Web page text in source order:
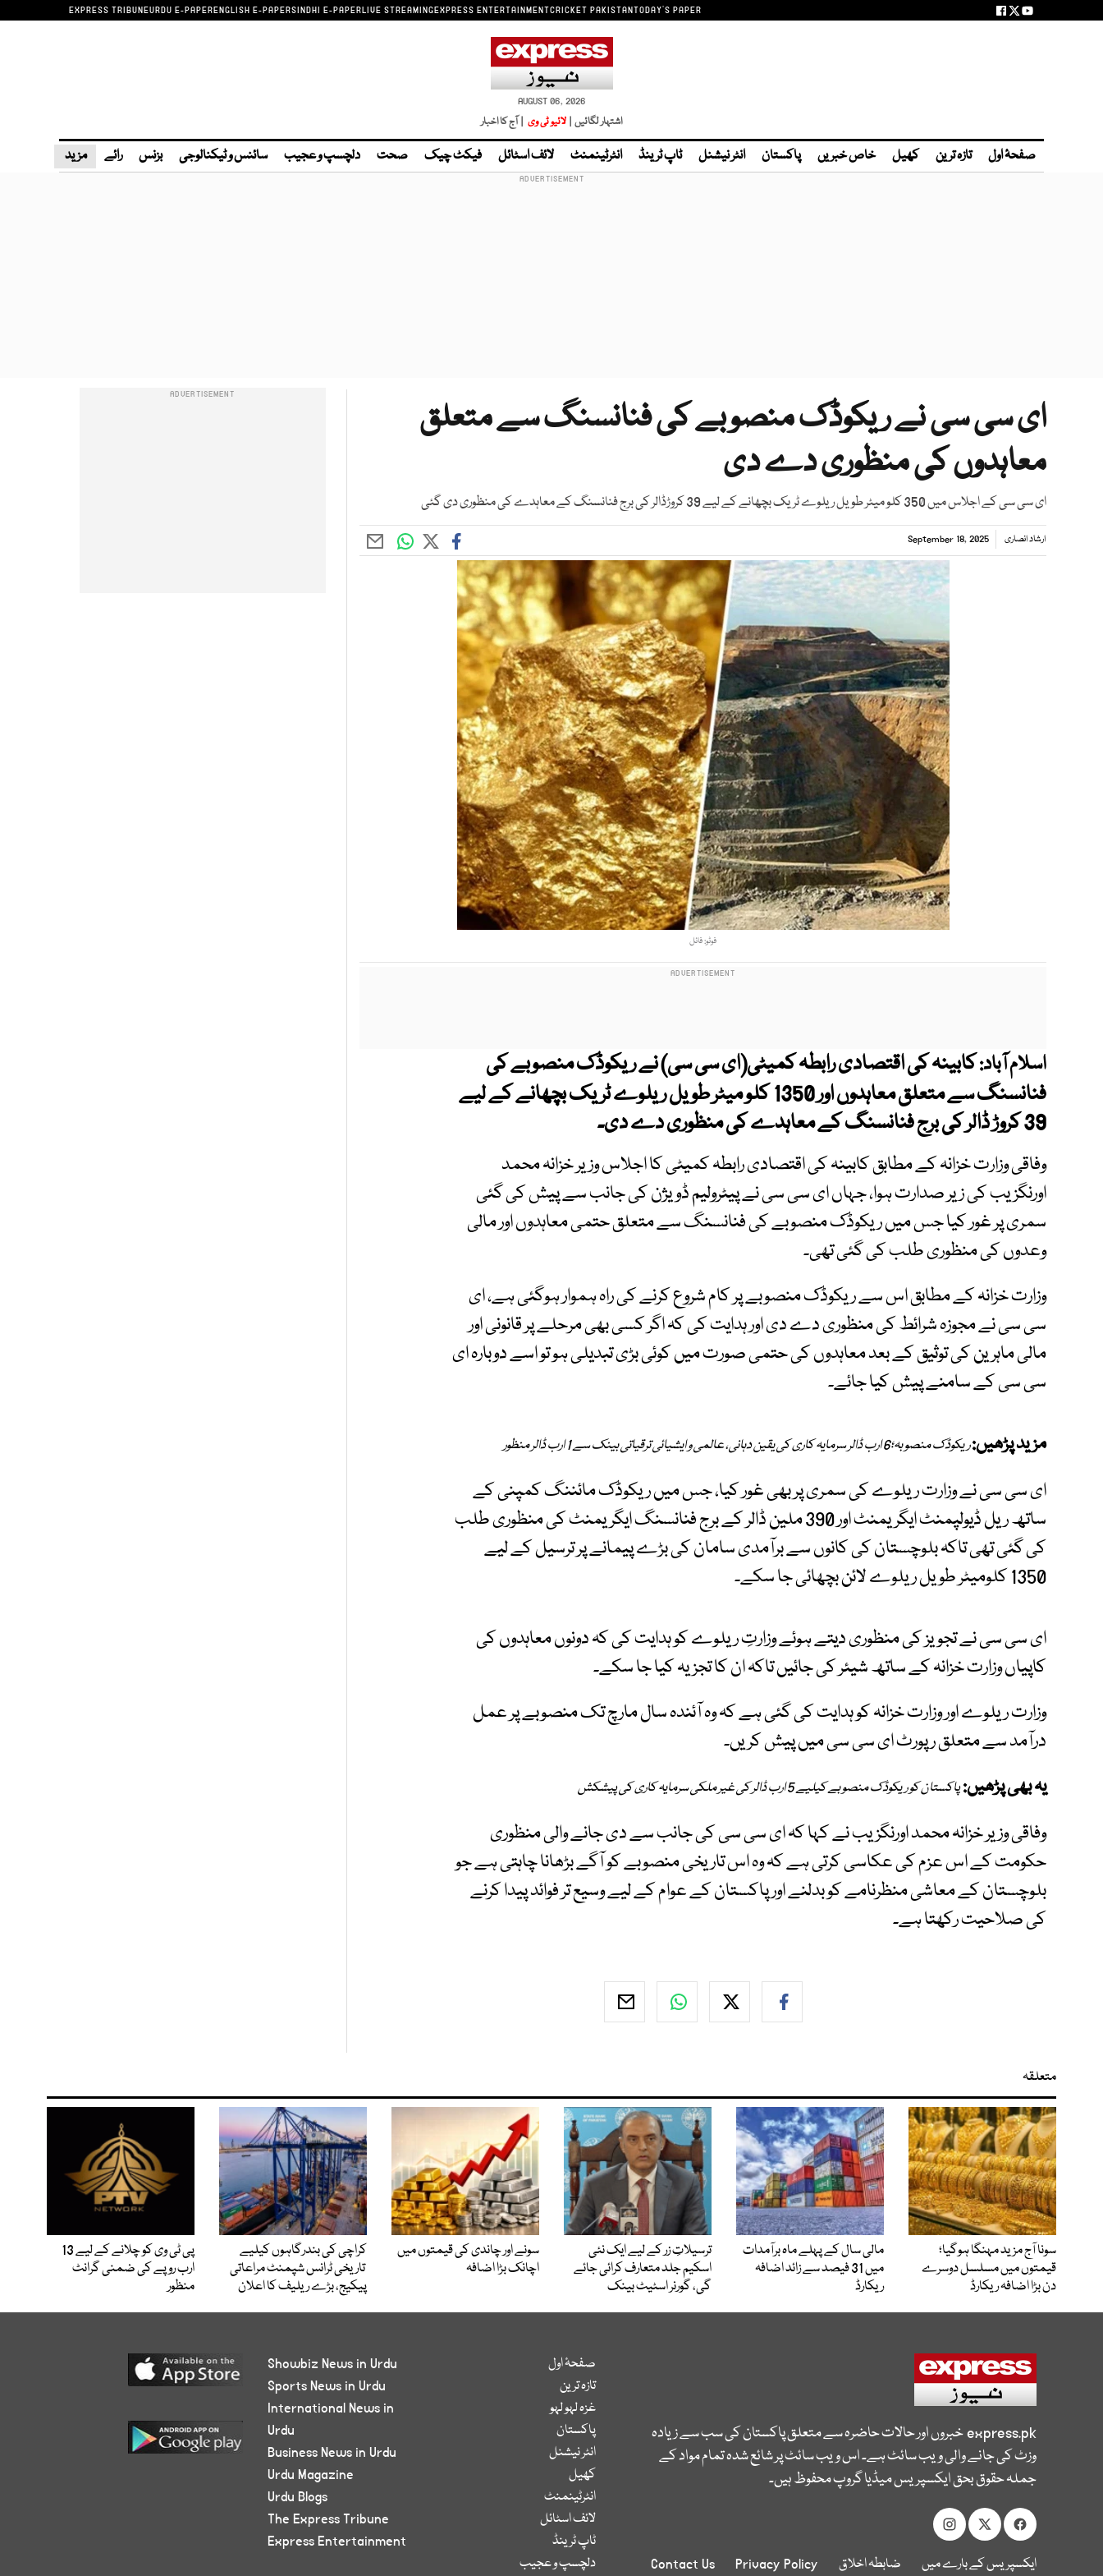
EXPRESS TRIBUNEURDU E-PAPERENGLISH E-PAPERSINDHI E-PAPERLIVE STREAMINGEXPRESS ENTERTAINMENTCRICKET PAKISTANTODAY'S PAPER
AUGUST 06, 2026
اشتہار لگائیں | لائیو ٹی وی | آج کا اخبار
صفحۂ اول تازہ ترین کھیل خاص خبریں پاکستان انٹر نیشنل ٹاپ ٹرینڈ انٹرٹینمنٹ لائف اسٹائل فیکٹ چیک صحت دلچسپ و عجیب سائنس و ٹیکنالوجی بزنس رائے مزید
ای سی سی نے ریکوڈک منصوبے کی فنانسنگ سے متعلق
معاہدوں کی منظوری دے دی
ای سی سی کے اجلاس میں 350 کلو میٹر طویل ریلوے ٹریک بچھانے کے لیے 39 کروڑڈالر کی برج فنانسنگ کے معاہدے کی منظوری دی گئی
ارشاد انصاری September 18, 2025
فوٹو: فائل
اسلام آباد:کابینہ کی اقتصادی رابطہ کمیٹی(ای سی سی) نے ریکوڈک منصوبے کی
فنانسنگ سے متعلق معاہدوں اور 1350 کلو میٹر طویل ریلوے ٹریک بچھانے کے لیے
39 کروڑ ڈالر کی برج فنانسنگ کے معاہدے کی منظوری دے دی۔
وفاقی وزارت خزانہ کے مطابق کابینہ کی اقتصادی رابطہ کمیٹی کا اجلاس وزیر خزانہ محمد
اورنگزیب کی زیر صدارت ہوا، جہاں ای سی سی نے پیٹرولیم ڈویژن کی جانب سے پیش کی گئی
سمری پر غور کیا جس میں ریکوڈک منصوبے کی فنانسنگ سے متعلق حتمی معاہدوں اور مالی
وعدوں کی منظوری طلب کی گئی تھی۔
وزارت خزانہ کے مطابق اس سے ریکوڈک منصوبے پر کام شروع کرنے کی راہ ہموار ہوگئی ہے، ای
سی سی نے مجوزہ شرائط کی منظوری دے دی اور ہدایت کی کہ اگر کسی بھی مرحلے پر قانونی اور
مالی ماہرین کی توثیق کے بعد معاہدوں کی حتمی صورت میں کوئی بڑی تبدیلی ہو تو اسے دوبارہ ای
سی سی کے سامنے پیش کیا جائے۔
مزید پڑھیں:ریکوڈک منصوبہ؛6 ارب ڈالر سرمایہ کاری کی یقین دہانی، عالمی و ایشیائی ترقیاتی بینک سے 1 ارب ڈالر منظور
ای سی سی نے وزارت ریلوے کی سمری پر بھی غور کیا، جس میں ریکوڈک مائننگ کمپنی کے
ساتھ ریل ڈیولپمنٹ ایگریمنٹ اور 390 ملین ڈالر کے برج فنانسنگ ایگریمنٹ کی منظوری طلب
کی گئی تھی تاکہ بلوچستان کی کانوں سے برآمدی سامان کی بڑے پیمانے پر ترسیل کے لیے
1350 کلومیٹر طویل ریلوے لائن بچھائی جا سکے۔
ای سی سی نے تجویز کی منظوری دیتے ہوئے وزارتِ ریلوے کو ہدایت کی کہ دونوں معاہدوں کی
کاپیاں وزارت خزانہ کے ساتھ شیئر کی جائیں تاکہ ان کا تجزیہ کیا جا سکے۔
وزارت ریلوے اور وزارت خزانہ کو ہدایت کی گئی ہے کہ وہ آئندہ سال مارچ تک منصوبے پر عمل
درآمد سے متعلق رپورٹ ای سی سی میں پیش کریں۔
یہ بھی پڑھیں:پاکستان کو ریکوڈک منصوبے کیلیے 5 ارب ڈالر کی غیر ملکی سرمایہ کاری کی پیشکش
وفاقی وزیر خزانہ محمد اورنگزیب نے کہا کہ ای سی سی کی جانب سے دی جانے والی منظوری
حکومت کے اس عزم کی عکاسی کرتی ہے کہ وہ اس تاریخی منصوبے کو آگے بڑھانا چاہتی ہے جو
بلوچستان کے معاشی منظرنامے کو بدلنے اور پاکستان کے عوام کے لیے وسیع تر فوائد پیدا کرنے
کی صلاحیت رکھتا ہے۔
متعلقہ
سونا آج مزید مہنگا ہوگیا؛
قیمتوں میں مسلسل دوسرے
دن بڑا اضافہ ریکارڈ
مالی سال کے پہلے ماہ برآمدات
میں 31 فیصد سے زائد اضافہ
ریکارڈ
ترسیلاتِ زر کے لیے ایک نئی
اسکیم جلد متعارف کرائی جائے
گی، گورنر اسٹیٹ بینک
سونے اور چاندی کی قیمتوں میں
اچانک بڑا اضافہ
کراچی کی بندرگاہوں کیلیے
تاریخی ٹرانس شپمنٹ مراعاتی
پیکیج، بڑے ریلیف کا اعلان
پی ٹی وی کو چلانے کے لیے 13
ارب روپے کی ضمنی گرانٹ
منظور
express.pkخبروں اور حالات حاضرہ سے متعلق پاکستان کی سب سے زیادہ
وزٹ کی جانے والی ویب سائٹ ہے۔ اس ویب سائٹ پر شائع شدہ تمام مواد کے
جملہ حقوق بحق ایکسپریس میڈیا گروپ محفوظ ہیں۔
ایکسپریس کے بارے میں ضابطہ اخلاق Privacy Policy
Contact Us
صفحۂ اول
تازہ ترین
غزہ لہو لہو
پاکستان
انٹر نیشنل
کھیل
انٹرٹینمنٹ
لائف اسٹائل
ٹاپ ٹرینڈ
دلچسپ و عجیب
Showbiz News in Urdu
Sports News in Urdu
International News in
Urdu
Business News in Urdu
Urdu Magazine
Urdu Blogs
The Express Tribune
Express Entertainment